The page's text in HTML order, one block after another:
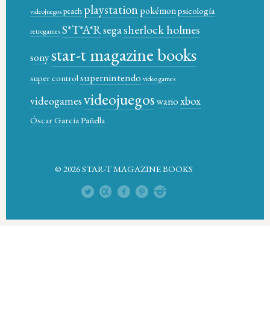
videojuegospeach playstationpokémonpsicología
retrogamesS*T*A*Rsegasherlock holmes
sonystar-t magazine books
super controlsupernintendo video games
videogamesvideojuegoswarioxbox
Óscar García Pañella
© 2026 STAR-T MAGAZINE BOOKS